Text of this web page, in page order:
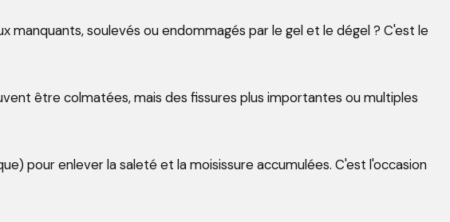
soulevés ou endommagés par le gel et le dégel ? C'est le
être colmatées, mais des fissures plus importantes ou multiples
pour enlever la saleté et la moisissure accumulées. C'est l'occasion